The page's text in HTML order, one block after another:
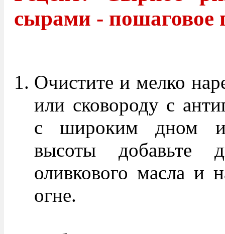
сырами - пошаговое
Очистите и мелко
или сковороду с
с широким дном и
высоты добавьте
оливкового масла и
огне.